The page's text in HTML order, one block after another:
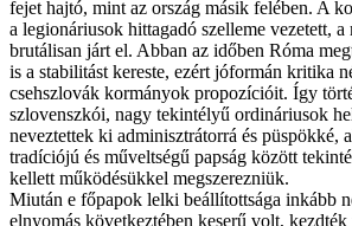
fejet hajtó, mint az ország másik felében. A
a legionáriusok hittagadó szelleme vezetett,
brutálisan járt el. Abban az időben Róma
is a stabilitást kereste, ezért jóformán kritika
csehszlovák kormányok propozícióit. Így
szlovenszkói, nagy tekintélyű ordináriusok
neveztettek ki adminisztrátorrá és püspökké,
tradíciójú és műveltségű papság között
kellett működésükkel megszerezniük.
Miután e főpapok lelki beállítottsága inkább
elnyomás következtében keserű volt, kezdték